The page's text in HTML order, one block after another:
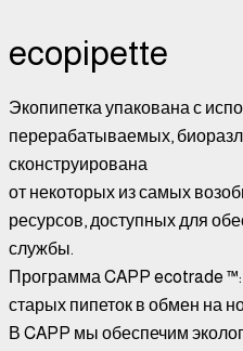
ecopipette
Экопипетка упакована с
перерабатываемых,
сконструирована
от некоторых из самых
ресурсов, доступных для
службы.
Программа CAPP ecotrade
старых пипеток в обмен на
В CAPP мы обеспечим